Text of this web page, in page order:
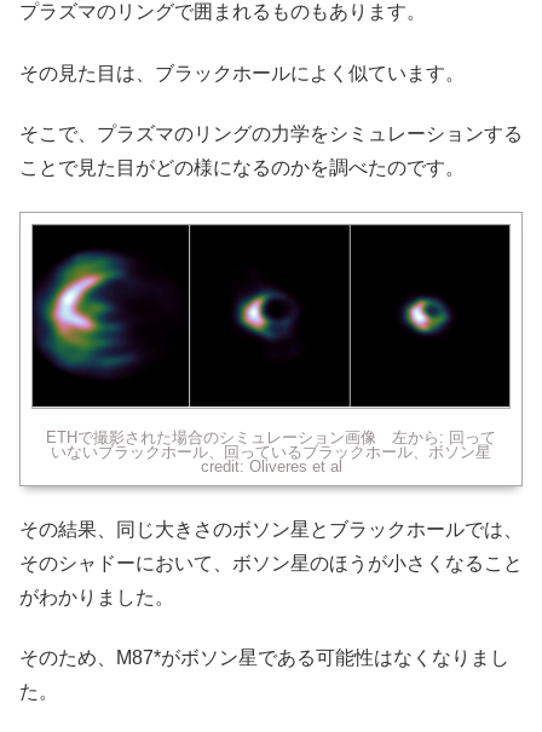
プラズマのリングで囲まれるものもあります。
その見た目は、ブラックホールによく似ています。
そこで、プラズマのリングの力学をシミュレーションする
ことで見た目がどの様になるのかを調べたのです。
ETHで撮影された場合のシミュレーション画像 左から: 回って
いないブラックホール、回っているブラックホール、ボソン星
credit: Oliveres et al
その結果、同じ大きさのボソン星とブラックホールでは、
そのシャドーにおいて、ボソン星のほうが小さくなること
がわかりました。
そのため、M87*がボソン星である可能性はなくなりまし
た。